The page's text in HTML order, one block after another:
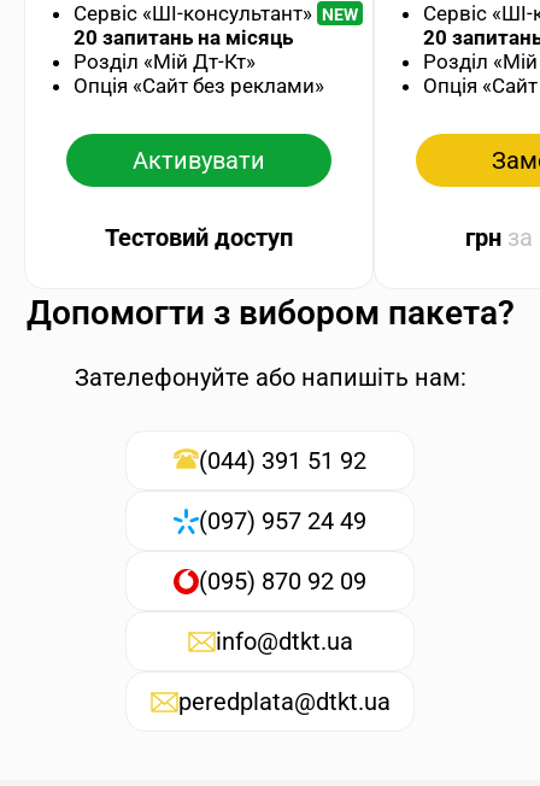
Сервіс «ШІ-консультант»
20 запитань на місяць
Розділ «Мій Дт-Кт»
Опція «Сайт без реклами»
Активувати
Тестовий доступ
Сервіс «ШІ-
20
Розділ
Опція
грн за
Допомогти з вибором пакета?
Зателефонуйте або напишіть нам:
(044) 391 51 92
(097) 957 24 49
(095) 870 92 09
info@dtkt.ua
peredplata@dtkt.ua